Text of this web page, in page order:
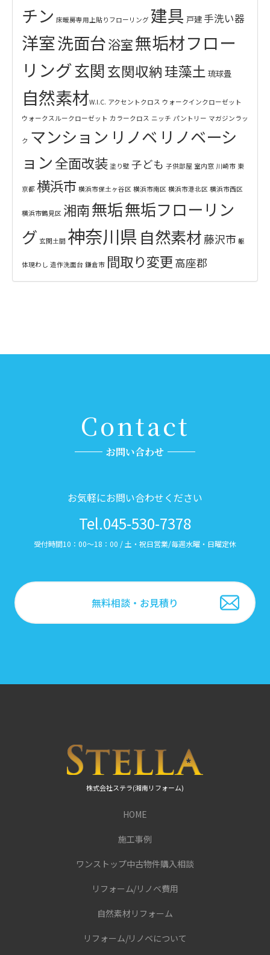
チン 床暖房専用上貼りフローリング 建具 戸建 手洗い器
洋室洗面台浴室無垢材フロー
リング玄関玄関収納珪藻土 琉球畳
自然素材W.I.C. アクセントクロス ウォークインクローゼット
ウォークスルークローゼット カラークロス ニッチ パントリー マガジンラッ
ク マンション リノベ リノベーシ
ョン全面改装 塗り壁 子ども 子供部屋 室内窓 川崎市 東
京都 横浜市 横浜市保土ヶ谷区 横浜市南区 横浜市港北区 横浜市西区
横浜市鶴見区 湘南無垢無垢フローリン
グ 玄関土間 神奈川県 自然素材 藤沢市 躯
体現わし 造作洗面台 鎌倉市 間取り変更 高座郡
Contact
お問い合わせ
お気軽にお問い合わせください
Tel.045-530-7378
受付時間10：00～18：00 / 土・祝日営業/毎週水曜・日曜定休
無料相談・お見積り
株式会社ステラ(湘南リフォーム)
HOME
施工事例
ワンストップ中古物件購入相談
リフォーム/リノベ費用
自然素材リフォーム
リフォーム/リノベについて